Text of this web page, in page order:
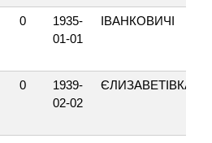
0
1935-
01-01
ІВАНКОВИЧІ
0
1939-
02-02
ЄЛИЗАВЕТІВКА